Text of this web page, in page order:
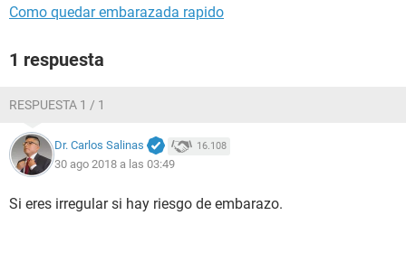
Como quedar embarazada rapido
1 respuesta
RESPUESTA 1 / 1
Dr. Carlos Salinas 16.108
30 ago 2018 a las 03:49
Si eres irregular si hay riesgo de embarazo.